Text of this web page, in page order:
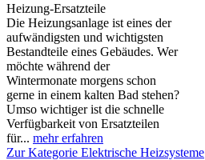
Heizung-Ersatzteile
Die Heizungsanlage ist eines der
aufwändigsten und wichtigsten
Bestandteile eines Gebäudes. Wer
möchte während der
Wintermonate morgens schon
gerne in einem kalten Bad stehen?
Umso wichtiger ist die schnelle
Verfügbarkeit von Ersatzteilen
für... mehr erfahren
Zur Kategorie Elektrische Heizsysteme